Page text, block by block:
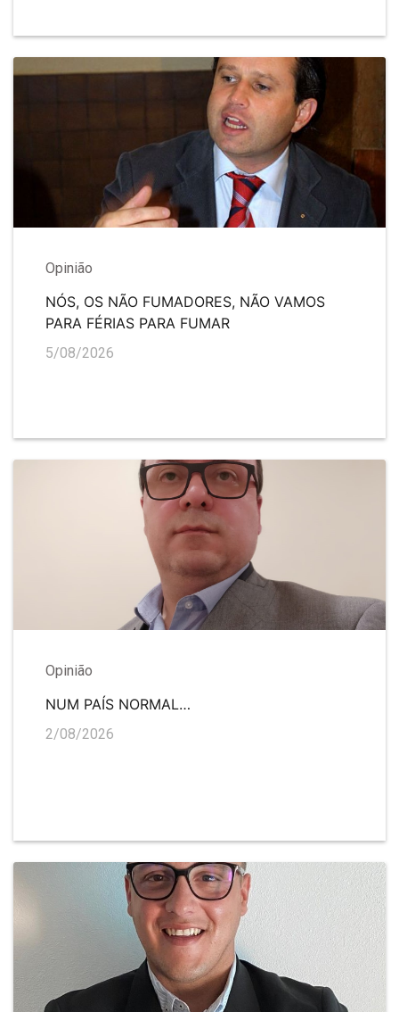
Opinião
NÓS, OS NÃO FUMADORES, NÃO VAMOS
PARA FÉRIAS PARA FUMAR
5/08/2026
Opinião
NUM PAÍS NORMAL…
2/08/2026